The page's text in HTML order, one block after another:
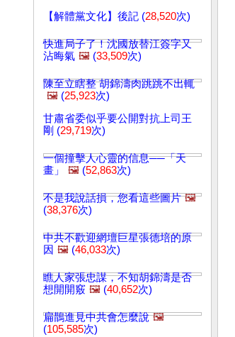
【解體黨文化】後記 (28,520次)
快進局子了！沈國放替江簽字又
沾晦氣 🖼️ (33,509次)
陳至立瞎整 胡錦濤肉跳跳不出輒
🖼️ (25,923次)
甘肅省委似乎要公開對抗上司王
剛 (29,719次)
一個撞擊人心靈的信息──「天
畫」
🖼️ (52,863次)
不是我說話損，您看這些圖片 🖼️
(38,376次)
中共不歡迎網壇巨星張德培的原
因 🖼️ (46,033次)
瞧人家張忠謀，不知胡錦濤是否
想開開竅 🖼️ (40,652次)
扁鵲進見中共會怎麼說 🖼️
(105,585次)